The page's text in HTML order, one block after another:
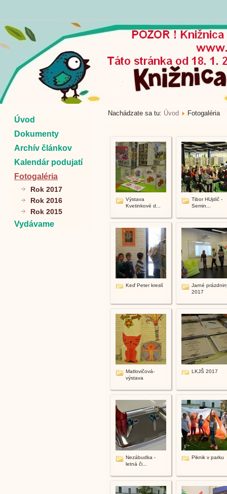
Úvod
Dokumenty
Archív článkov
Kalendár podujatí
Fotogaléria
Rok 2017
Rok 2016
Rok 2015
Vydávame
Nachádzate sa tu: Úvod Fotogaléria
Výstava
Kvetinkové d...
Tibor HUjdič -
Semin...
Keď Peter kreslí
Jarné
2017
Matlovičová-
výstava
LKJŠ 2017
Nezábudka -
letná či...
Piknik v parku